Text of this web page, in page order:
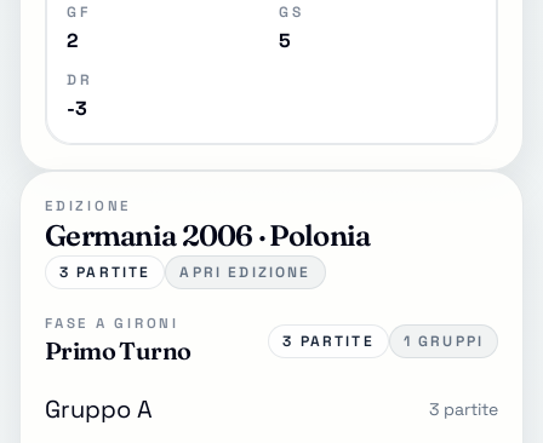
GF
2
GS
5
DR
-3
EDIZIONE
Germania 2006 · Polonia
3 PARTITE APRI EDIZIONE
FASE A GIRONI
Primo Turno 3 PARTITE 1 GRUPPI
Gruppo A 3 partite